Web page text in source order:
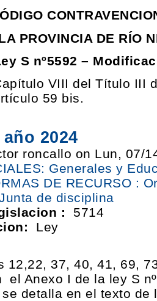
PROVINCIA DE RÍO
S nº5592 –
VIII del Título III
59 bis.
2024
roncallo on Lun, 07/
Generales y
DE RECURSO :
de disciplina
:
5714
Ley
12,22, 37, 40, 41, 69,
el Anexo I de la ley S
detalla en el texto de